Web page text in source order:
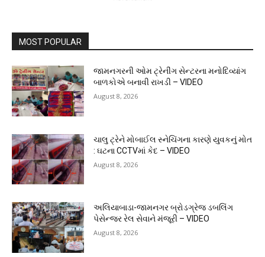
MOST POPULAR
જામનગરની ઓમ ટ્રેનીંગ સેન્ટરના મનોદિવ્યાંગ
બાળકોએ બનાવી રાખડી – VIDEO
August 8, 2026
ચાલુ ટ્રેને મોબાઈલ સ્નેચિંગના કારણે યુવકનું મોત
: ઘટના CCTVમાં કેદ – VIDEO
August 8, 2026
અલિયાબાડા-જામનગર બ્રોડગ્રેજ ડબલિંગ
પેસેન્જર રેલ સેવાને મંજૂરી – VIDEO
August 8, 2026